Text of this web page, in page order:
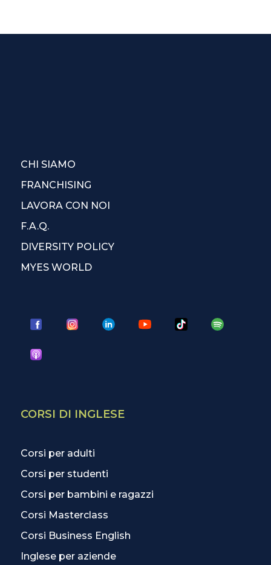
CHI SIAMO
FRANCHISING
LAVORA CON NOI
F.A.Q.
DIVERSITY POLICY
MYES WORLD
CORSI DI INGLESE
Corsi per adulti
Corsi per studenti
Corsi per bambini e ragazzi
Corsi Masterclass
Corsi Business English
Inglese per aziende